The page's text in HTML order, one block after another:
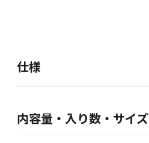
仕様
内容量・入り数・サイズ